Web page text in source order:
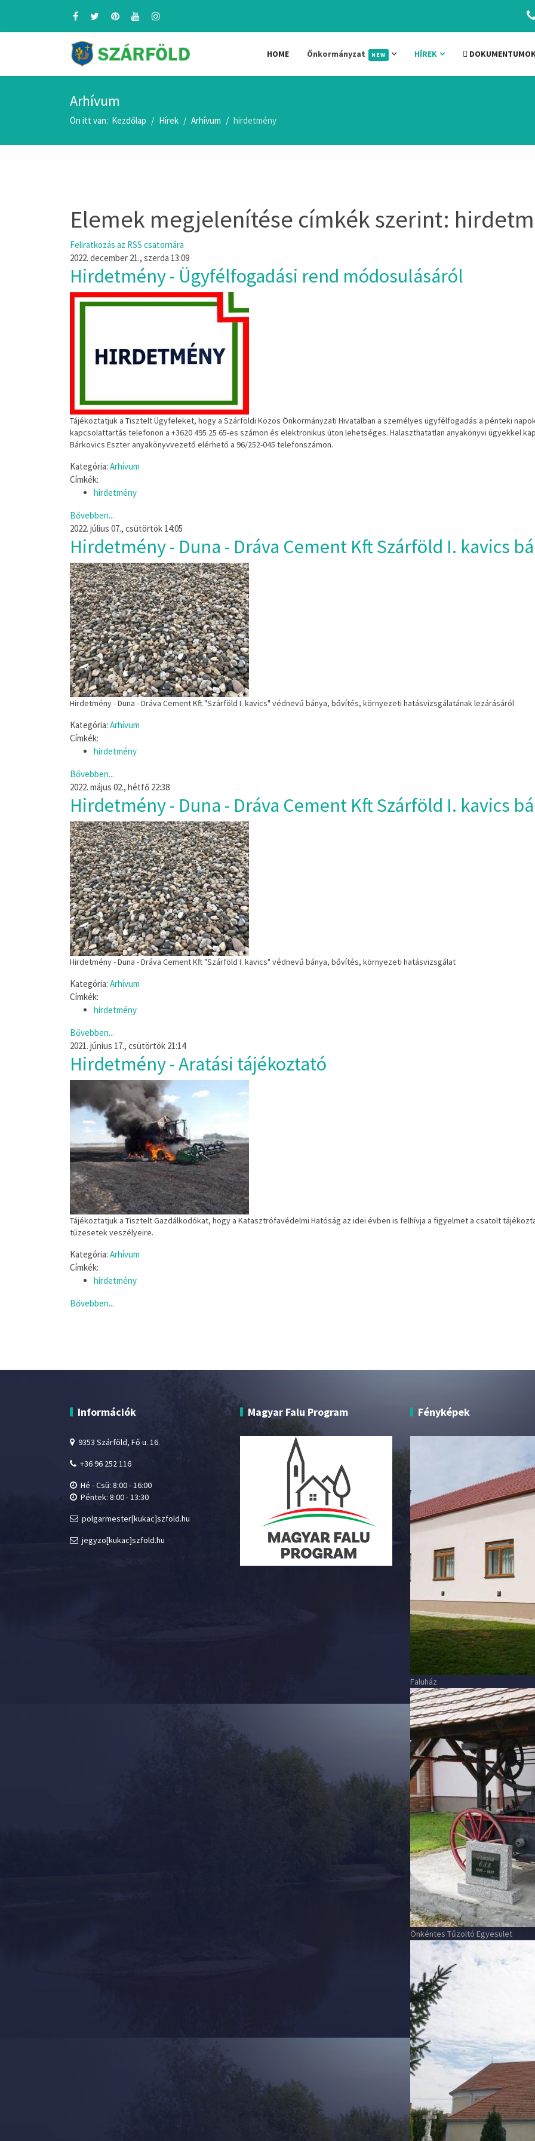
HOME Önkormányzat NEW HÍREK
Arhívum
Ön itt van: Kezdőlap Hírek Arhívum hirdetmény
Elemek megjelenítése címkék szerint:
Feliratkozás az RSS csatornára
2022. december 21., szerda 13:09
Hirdetmény - Ügyfélfogadási rend módosulásáról
Tájékoztatjuk a TiszteltÜgyfeleket, hogy a Szárföldi Közös Önkormányzati Hivatalban a személyes ügyfélfogadás a pénteki
kapcsolattartás telefonon a +3620495 25 65-es számon és elektronikus úton lehetséges. Halaszthatatlan anyakönyvi ügyekkelkap
Bárkovics Eszter anyakönyvvezető elérhető a 96/252-045 telefonszámon.
Kategória: Arhívum
Címkék:
hirdetmény
Bővebben...
2022. július 07., csütörtök 14:05
Hirdetmény - Duna - Dráva Cement Kft Szárföld I. kavics
Hirdetmény - Duna - Dráva Cement Kft "Szárföld I. kavics" védnevű bánya, bővítés, környezeti hatásvizsgálatának lezárásáról
Kategória: Arhívum
Címkék:
hirdetmény
Bővebben...
2022. május 02., hétfő 22:38
Hirdetmény - Duna - Dráva Cement Kft Szárföld I. kavics
Hirdetmény - Duna - Dráva Cement Kft "Szárföld I. kavics" védnevű bánya, bővítés, környezeti hatásvizsgálat
Kategória: Arhívum
Címkék:
hirdetmény
Bővebben...
2021. június 17., csütörtök 21:14
Hirdetmény - Aratási tájékoztató
Tájékoztatjuk a Tisztelt Gazdálkodókat, hogy a Katasztrófavédelmi Hatóság az idei évben is felhívja a figyelmet a csatolt
tűzesetek veszélyeire.
Kategória: Arhívum
Címkék:
hirdetmény
Bővebben...
Információk
9353 Szárföld, Fő u. 16.
+36 96 252 116
Hé - Csü: 8:00 - 16:00
Péntek: 8:00 - 13:30
polgarmester[kukac]szfold.hu
jegyzo[kukac]szfold.hu
Magyar Falu Program Fényképek
Faluház
Önkéntes Tűzoltó Egyesület